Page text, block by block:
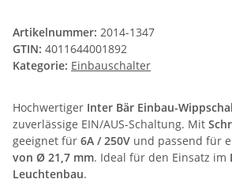
Artikelnummer: 2014-1347
GTIN: 4011644001892
Kategorie: Einbauschalter
Hochwertiger Inter Bär Einbau-
zuverlässige EIN/AUS-Schaltung. Mit
geeignet für 6A / 250V und passend für
von Ø 21,7 mm. Ideal für den Einsatz im
Leuchtenbau.